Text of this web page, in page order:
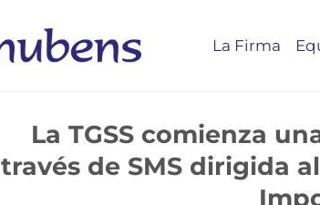
La Firma
La TGSS comienza
través de SMS dirigida